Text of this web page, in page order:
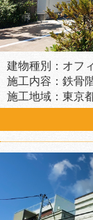
建物種別：オフ
施工内容：鉄骨
施工地域：東京